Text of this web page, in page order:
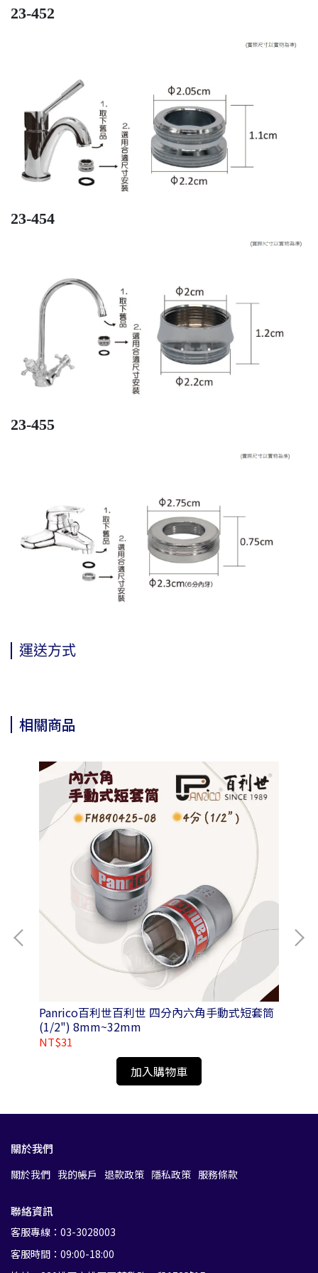
23-452
23-454
23-455
運送方式
相關商品
Panrico百利世百利世 四分內六角手動式短套筒
(1/2") 8mm~32mm
NT$31
加入購物車
關於我們
關於我們 我的帳戶 退款政策 隱私政策 服務條款
聯絡資訊
客服專線：03-3028003
客服時間：09:00-18:00